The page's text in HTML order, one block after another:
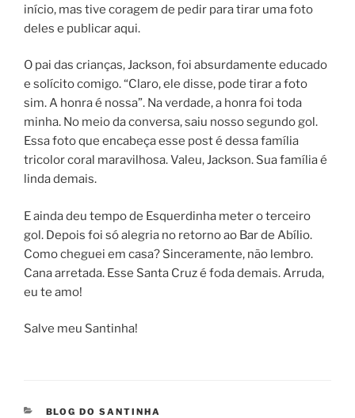
início, mas tive coragem de pedir para tirar uma foto
deles e publicar aqui.
O pai das crianças, Jackson, foi absurdamente educado
e solícito comigo. “Claro, ele disse, pode tirar a foto
sim. A honra é nossa”. Na verdade, a honra foi toda
minha. No meio da conversa, saiu nosso segundo gol.
Essa foto que encabeça esse post é dessa família
tricolor coral maravilhosa. Valeu, Jackson. Sua família é
linda demais.
E ainda deu tempo de Esquerdinha meter o terceiro
gol. Depois foi só alegria no retorno ao Bar de Abílio.
Como cheguei em casa? Sinceramente, não lembro.
Cana arretada. Esse Santa Cruz é foda demais. Arruda,
eu te amo!
Salve meu Santinha!
CATEGORIAS
BLOG DO SANTINHA